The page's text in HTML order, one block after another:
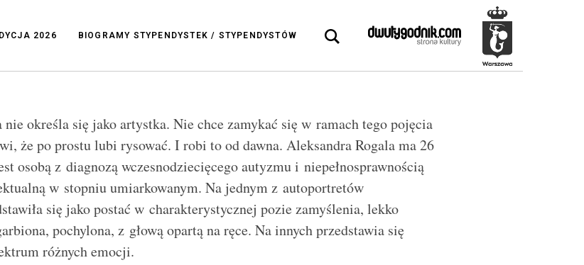
2026 BIOGRAMY STYPENDYSTEK / STYPENDYSTÓW
nie określa się jako artystka. Nie chce zamykać się w ramach tego pojęcia
że po prostu lubi rysować. I robi to od dawna. Aleksandra Rogala ma 26
osobą z diagnozą wczesnodziecięcego autyzmu i niepełnosprawnością
w stopniu umiarkowanym. Na jednym z autoportretów
się jako postać w charakterystycznej pozie zamyślenia, lekko
pochylona, z głową opartą na ręce. Na innych przedstawia się
różnych emocji.